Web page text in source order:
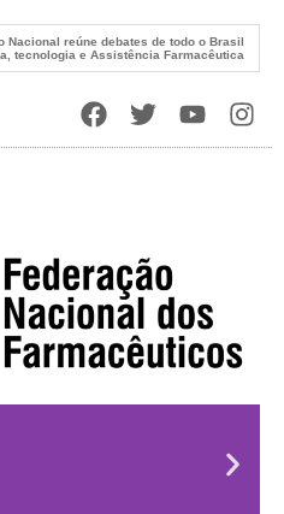
Nacional reúne debates de todo o Brasil
tecnologia e Assistência Farmacêutica